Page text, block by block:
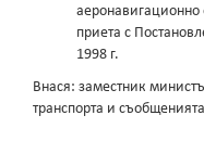
аеронавигационно
приета с
1998 г.
Внася: заместник
транспорта и съобщенията